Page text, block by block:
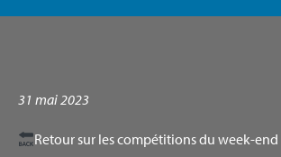
31 mai 2023
Retour sur les compétitions du week-end